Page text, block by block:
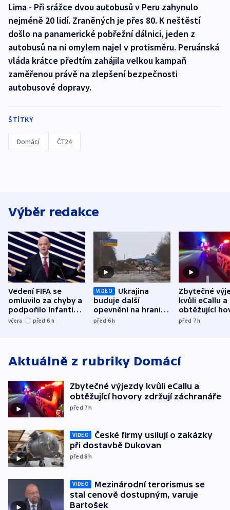
Lima - Při srážce dvou autobusů v Peru zahynulo
nejméně 20 lidí. Zraněných je přes 80. K neštěstí
došlo na panamerické pobřežní dálnici, jeden z
autobusů na ni omylem najel v protisměru. Peruánská
vláda krátce předtím zahájila velkou kampaň
zaměřenou právě na zlepšení bezpečnosti
autobusové dopravy.
ŠTÍTKY
Domácí ČT24
Výběr redakce
Vedení FIFA se
omluvilo za chyby a
podpořilo Infantina.
UEFA trvá na
včera před 6 h
VIDEO
Ukrajina
buduje další
opevnění na hranici
s Běloruskem
před 6h
Zbytečné
kvůli eCallu a
obtěžující
zdržují
před 7h
Aktuálně z rubriky Domácí
Zbytečné výjezdy kvůli eCallu a
obtěžující hovory zdržují záchranáře
před 7h
VIDEO
České firmy usilují o zakázky
při dostavbě Dukovan
před 8h
VIDEO
Mezinárodní terorismus se
stal cenově dostupným, varuje
Bartošek